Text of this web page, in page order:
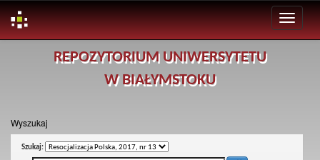
REPOZYTORIUM UNIWERSYTETU
W BIAŁYMSTOKU
Wyszukaj
Szukaj: